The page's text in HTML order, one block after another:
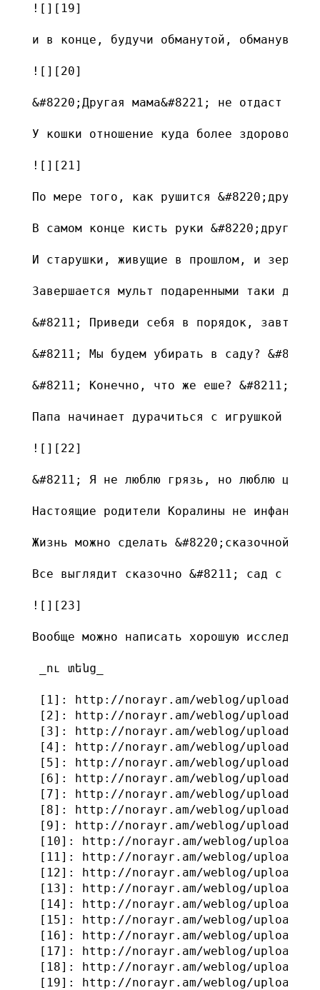
![][19]
и в конце, будучи обманутой, обманув,
![][20]
&#8220;Другая мама&#8221; не отдаст ее
У кошки отношение куда более здоровое.
![][21]
По мере того, как рушится
В самом конце кисть руки &#8220;другой
И старушки, живущие в прошлом, и
Завершается мульт подаренными таки
&#8211; Приведи себя в порядок, завтра
&#8211; Мы будем убирать в саду? &#8211;
&#8211; Конечно, что же еше? &#8211;
Папа начинает дурачиться с игрушкой
![][22]
&#8211; Я не люблю грязь, но люблю
Настоящие родители Коралины не
Жизнь можно сделать
Все выглядит сказочно &#8211; сад с
![][23]
Вообще можно написать хорошую
_ու տենց_
[1]: http://norayr.am/weblog/uploads/
[2]: http://norayr.am/weblog/uploads/
[3]: http://norayr.am/weblog/uploads/
[4]: http://norayr.am/weblog/uploads/
[5]: http://norayr.am/weblog/uploads/
[6]: http://norayr.am/weblog/uploads/
[7]: http://norayr.am/weblog/uploads/
[8]: http://norayr.am/weblog/uploads/
[9]: http://norayr.am/weblog/uploads/
[10]: http://norayr.am/weblog/uploads/
[11]: http://norayr.am/weblog/uploads/
[12]: http://norayr.am/weblog/uploads/
[13]: http://norayr.am/weblog/uploads/
[14]: http://norayr.am/weblog/uploads/
[15]: http://norayr.am/weblog/uploads/
[16]: http://norayr.am/weblog/uploads/
[17]: http://norayr.am/weblog/uploads/
[18]: http://norayr.am/weblog/uploads/
[19]: http://norayr.am/weblog/uploads/